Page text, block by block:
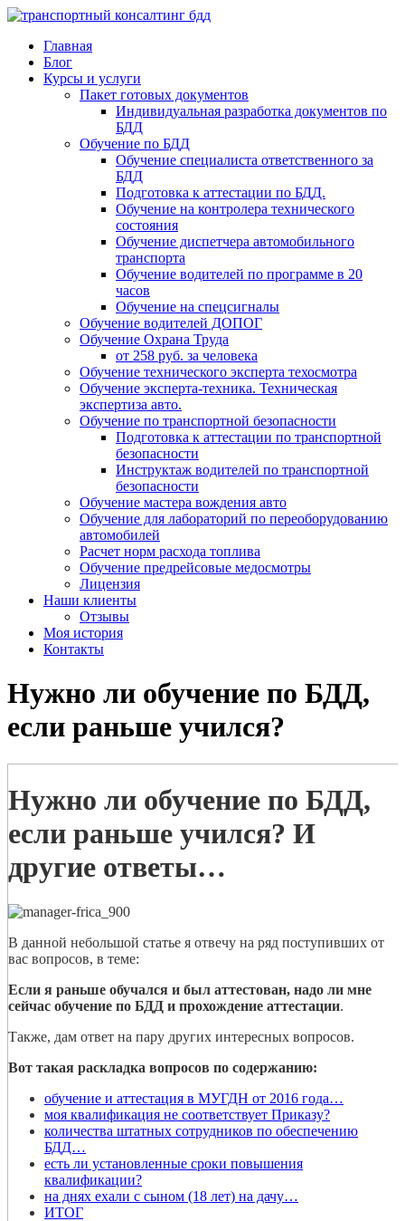
Главная
Блог
Курсы и услуги
Пакет готовых документов
Индивидуальная разработка документов по
БДД
Обучение по БДД
Обучение специалиста ответственного за
БДД
Подготовка к аттестации по БДД.
Обучение на контролера технического
состояния
Обучение диспетчера автомобильного
транспорта
Обучение водителей по программе в 20
часов
Обучение на спецсигналы
Обучение водителей ДОПОГ
Обучение Охрана Труда
от 258 руб. за человека
Обучение технического эксперта техосмотра
Обучение эксперта-техника. Техническая
экспертиза авто.
Обучение по транспортной безопасности
Подготовка к аттестации по транспортной
безопасности
Инструктаж водителей по транспортной
безопасности
Обучение мастера вождения авто
Обучение для лабораторий по переоборудованию
автомобилей
Расчет норм расхода топлива
Обучение предрейсовые медосмотры
Лицензия
Наши клиенты
Отзывы
Моя история
Контакты
Нужно ли обучение по БДД,
если раньше учился?
Нужно ли обучение по БДД,
если раньше учился? И
другие ответы…
В данной небольшой статье я отвечу на ряд поступивших от
вас вопросов, в теме:
Если я раньше обучался и был аттестован, надо ли мне
сейчас обучение по БДД и прохождение аттестации.
Также, дам ответ на пару других интересных вопросов.
Вот такая раскладка вопросов по содержанию:
обучение и аттестация в МУГДН от 2016 года…
моя квалификация не соответствует Приказу?
количества штатных сотрудников по обеспечению
БДД…
есть ли установленные сроки повышения
квалификации?
на днях ехали с сыном (18 лет) на дачу…
ИТОГ